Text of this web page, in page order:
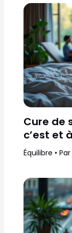
Cure de
c’est et
Équilibre • Par